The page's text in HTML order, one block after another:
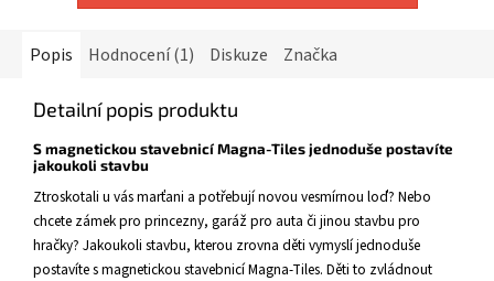
Popis Hodnocení (1) Diskuze Značka
Detailní popis produktu
S magnetickou stavebnicí Magna-Tiles jednoduše postavíte
jakoukoli stavbu
Ztroskotali u vás marťani a potřebují novou vesmírnou loď? Nebo
chcete zámek pro princezny, garáž pro auta či jinou stavbu pro
hračky? Jakoukoli stavbu, kterou zrovna děti vymyslí jednoduše
postavíte s magnetickou stavebnicí Magna-Tiles. Děti to zvládnout